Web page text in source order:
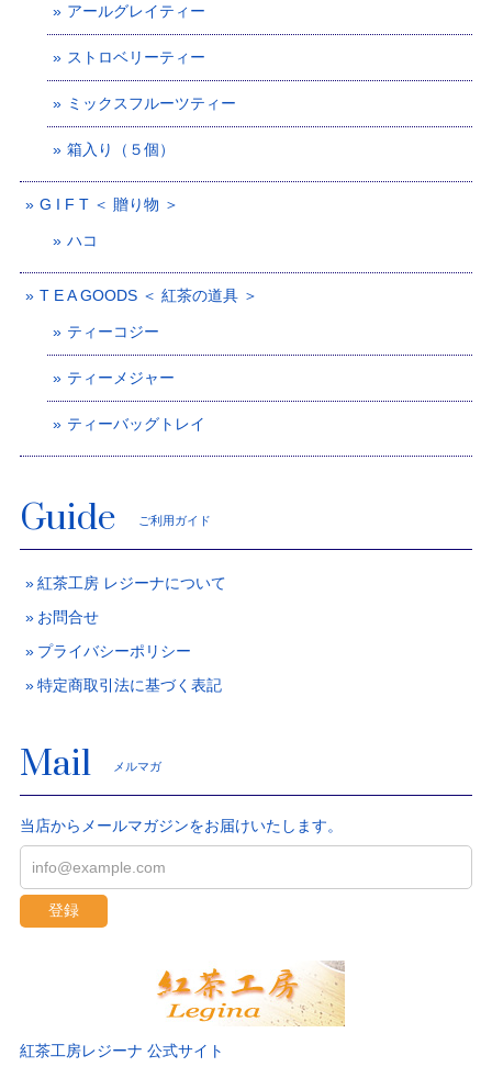
アールグレイティー
ストロベリーティー
ミックスフルーツティー
箱入り（５個）
G I F T ＜ 贈り物 ＞
ハコ
T E A GOODS ＜ 紅茶の道具 ＞
ティーコジー
ティーメジャー
ティーバッグトレイ
Guide ご利用ガイド
紅茶工房 レジーナについて
お問合せ
プライバシーポリシー
特定商取引法に基づく表記
Mail メルマガ
当店からメールマガジンをお届けいたします。
登録
紅茶工房レジーナ 公式サイト